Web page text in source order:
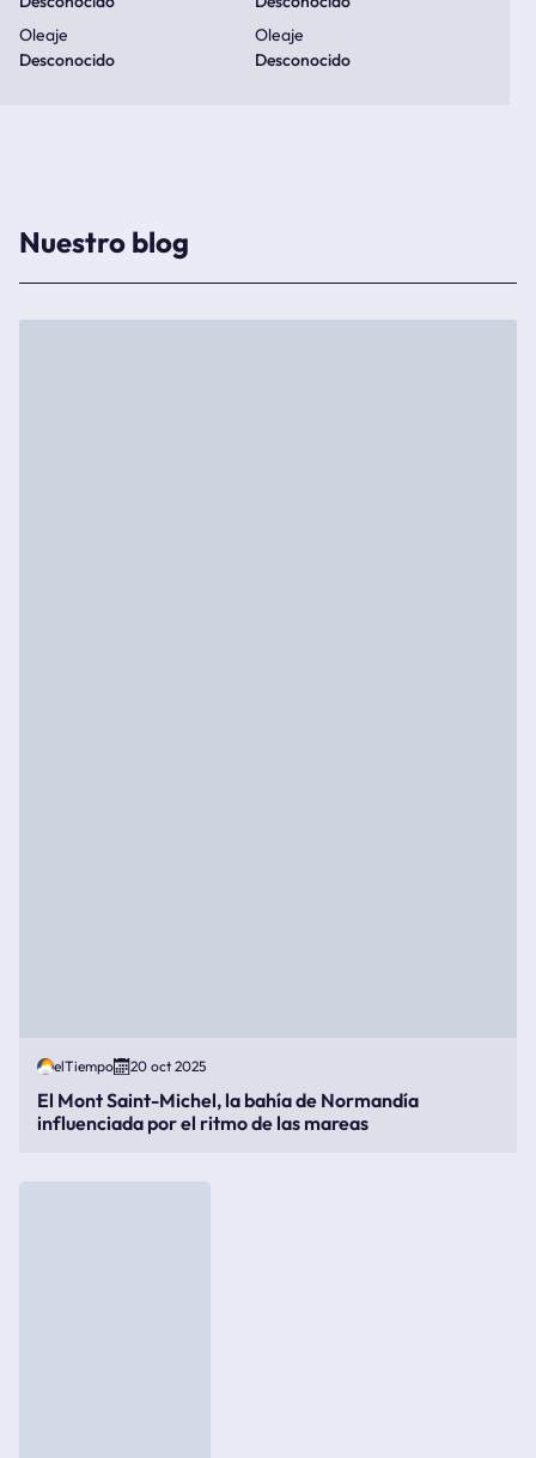
Oleaje
Desconocido
Oleaje
Desconocido
Nuestro blog
elTiempo 20 oct 2025
El Mont Saint-Michel, la bahía de Normandía
influenciada por el ritmo de las mareas